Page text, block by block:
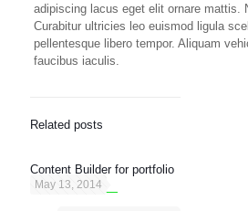
adipiscing lacus eget elit ornare mattis.
Curabitur ultricies leo euismod ligula
pellentesque libero tempor. Aliquam
faucibus iaculis.
Related posts
May 13, 2014
Content Builder for portfolio